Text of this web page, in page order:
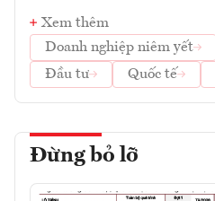
Xem thêm
Doanh nghiệp niêm yết
Đầu tư
Quốc tế
Đừng bỏ lỡ